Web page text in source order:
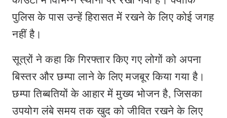
पुलिस के पास उन्हें हिरासत में रखने के लिए कोई जगह
नहीं है।
सूत्रों ने कहा कि गिरफ्तार किए गए लोगों को अपना
बिस्तर और छम्पा लाने के लिए मजबूर किया गया है।
छम्पा तिब्बतियों के आहार में मुख्य भोजन है, जिसका
उपयोग लंबे समय तक खुद को जीवित रखने के लिए